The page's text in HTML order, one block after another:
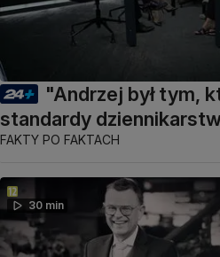
"Andrzej był tym,
standardy
FAKTY PO FAKTACH
30 min